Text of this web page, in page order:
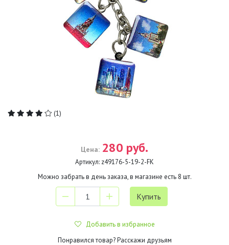
(1)
Цена: 280 руб.
Артикул: z49176-5-19-2-FK
Можно забрать в день заказа, в магазине есть 8 шт.
Добавить в избранное
Понравился товар? Расскажи друзьям